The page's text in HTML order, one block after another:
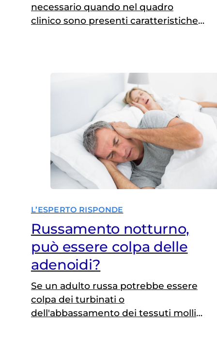
necessario quando nel quadro
clinico sono presenti caratteristiche
L’ESPERTO RISPONDE
Russamento notturno,
può essere colpa delle
adenoidi?
Se un adulto russa potrebbe essere
colpa dei turbinati o
dell'abbassamento dei tessuti molli